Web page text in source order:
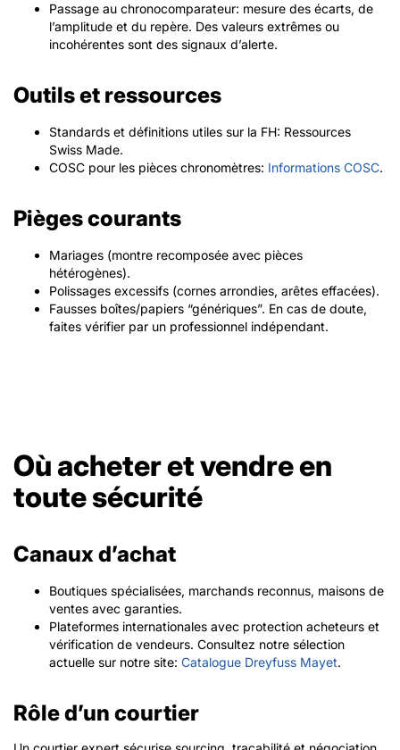
Passage au chronocomparateur: mesure des écarts, de
l’amplitude et du repère. Des valeurs extrêmes ou
incohérentes sont des signaux d’alerte.
Outils et ressources
Standards et définitions utiles sur la FH: Ressources
Swiss Made.
COSC pour les pièces chronomètres: Informations COSC.
Pièges courants
Mariages (montre recomposée avec pièces
hétérogènes).
Polissages excessifs (cornes arrondies, arêtes effacées).
Fausses boîtes/papiers “génériques”. En cas de doute,
faites vérifier par un professionnel indépendant.
Où acheter et vendre en
toute sécurité
Canaux d’achat
Boutiques spécialisées, marchands reconnus, maisons de
ventes avec garanties.
Plateformes internationales avec protection acheteurs et
vérification de vendeurs. Consultez notre sélection
actuelle sur notre site: Catalogue Dreyfuss Mayet.
Rôle d’un courtier